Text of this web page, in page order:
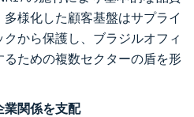
様化した顧客基盤はサプライ
から保護し、ブラジルオフィ
ための複数セクターの盾を形
業関係を支配